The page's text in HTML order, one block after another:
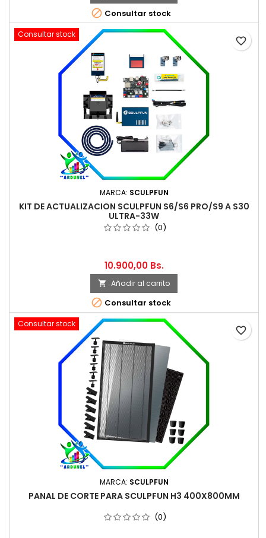
 Consultar stock
Consultar stock
MARCA: SCULPFUN
KIT DE ACTUALIZACION SCULPFUN S6/S6 PRO/S9 A S30
ULTRA-33W
(0)
10.900,00 Bs.
 Añadir al carrito
 Consultar stock
favorite_border
Consultar stock
MARCA: SCULPFUN
PANAL DE CORTE PARA SCULPFUN H3 400X800MM
(0)
favorite_border